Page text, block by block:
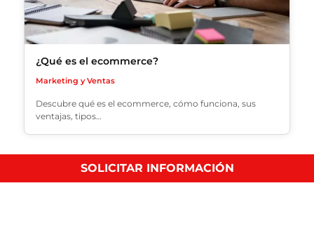
¿Qué es el ecommerce?
Marketing y Ventas
Descubre qué es el ecommerce, cómo funciona, sus
ventajas, tipos…
SOLICITAR INFORMACIÓN